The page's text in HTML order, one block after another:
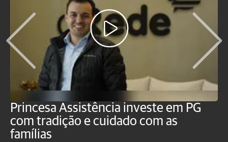
Princesa Assistência investe em PG
com tradição e cuidado com as
famílias